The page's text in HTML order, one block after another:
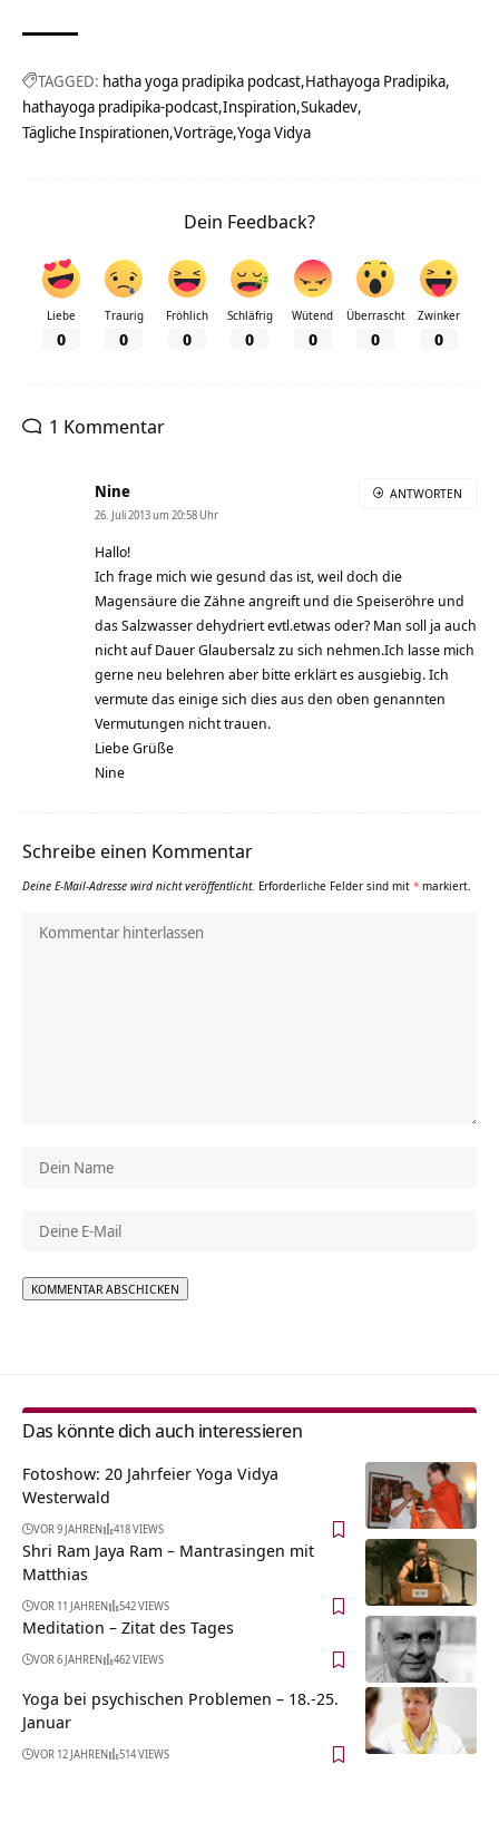
TAGGED: hatha yoga pradipika podcast Hathayoga Pradipika
hathayoga pradipika-podcast Inspiration Sukadev
Tägliche Inspirationen Vorträge Yoga Vidya
Dein Feedback?
Liebe
0
Traurig
0
Fröhlich
0
Schläfrig
0
Wütend
0
Überrascht
0
Zwinker
0
1 Kommentar
Nine
26. Juli 2013 um 20:58 Uhr
Hallo!
Ich frage mich wie gesund das ist, weil doch die
Magensäure die Zähne angreift und die Speiseröhre und
das Salzwasser dehydriert evtl.etwas oder? Man soll ja auch
nicht auf Dauer Glaubersalz zu sich nehmen.Ich lasse mich
gerne neu belehren aber bitte erklärt es ausgiebig. Ich
vermute das einige sich dies aus den oben genannten
Vermutungen nicht trauen.
Liebe Grüße
Nine
ANTWORTEN
Schreibe einen Kommentar
Deine E-Mail-Adresse wird nicht veröffentlicht. Erforderliche Felder sind mit * markiert.
Das könnte dich auch interessieren
Fotoshow: 20 Jahrfeier Yoga Vidya
Westerwald
VOR 9 JAHREN 418 VIEWS
Shri Ram Jaya Ram – Mantrasingen mit
Matthias
VOR 11 JAHREN 542 VIEWS
Meditation – Zitat des Tages
VOR 6 JAHREN 462 VIEWS
Yoga bei psychischen Problemen – 18.-25.
Januar
VOR 12 JAHREN 514 VIEWS